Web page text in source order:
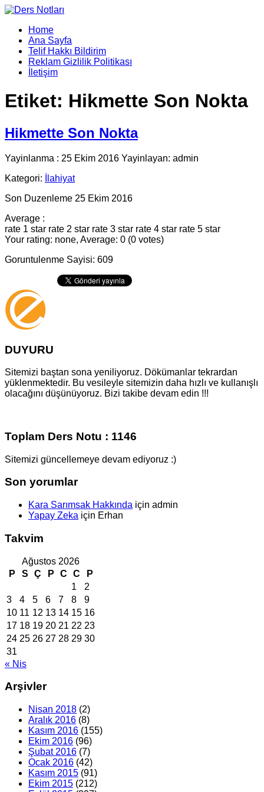
Home
Ana Sayfa
Telif Hakkı Bildirim
Reklam Gizlilik Politikası
İletişim
Etiket: Hikmette Son Nokta
Hikmette Son Nokta
Yayinlanma : 25 Ekim 2016 Yayinlayan: admin
Kategori:
İlahiyat
Son Duzenleme 25 Ekim 2016
Average :
rate 1 star rate 2 star rate 3 star rate 4 star rate 5 star
Your rating: none, Average: 0 (0 votes)
Goruntulenme Sayisi: 609
DUYURU
Sitemizi baştan sona yeniliyoruz. Dökümanlar tekrardan
yüklenmektedir. Bu vesileyle sitemizin daha hızlı ve kullanışlı
olacağını düşünüyoruz. Bizi takibe devam edin !!!
Toplam Ders Notu : 1146
Sitemizi güncellemeye devam ediyoruz :)
Son yorumlar
Kara Sarımsak Hakkında için admin
Yapay Zeka için Erhan
Takvim
Ağustos 2026
P
S Ç P C C
P
1
2
3
4 5 6 7 8
9
10 11 12 13 14 15 16
17 18 19 20 21 22 23
24 25 26 27 28 29 30
31
« Nis
Arşivler
Nisan 2018 (2)
Aralık 2016 (8)
Kasım 2016 (155)
Ekim 2016 (96)
Şubat 2016 (7)
Ocak 2016 (42)
Kasım 2015 (91)
Ekim 2015 (212)